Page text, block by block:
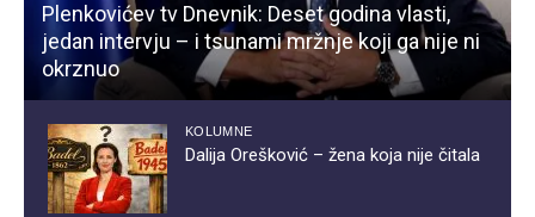
Plenkovićev tv Dnevnik: Deset godina vlasti,
jedan intervju – i tsunami mržnje koji ga nije ni
okrznuo
KOLUMNE
Dalija Orešković – žena koja nije čitala